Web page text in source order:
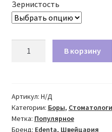
Зернистость
878K
FG
торпеда
В корзину
Артикул: Н/Д
Категории: Боры,
Метка: Популярное
Бренд: Edenta, Швейцария